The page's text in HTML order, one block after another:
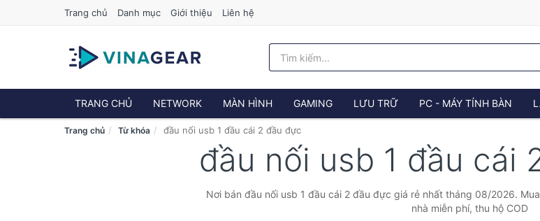
Trang chủ Danh mục Giới thiệu Liên hệ
TRANG CHỦ NETWORK MÀN HÌNH GAMING LƯU TRỮ PC - MÁY TÍNH BÀN
Trang chủ Từ khóa đầu nối usb 1 đầu cái 2 đầu đực
đầu nối usb 1 đầu cái
Nơi bán đầu nối usb 1 đầu cái 2 đầu đực giá rẻ nhất tháng 08/2026.
nhà miễn phí, thu hộ COD